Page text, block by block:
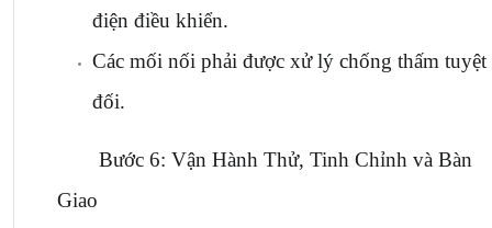
điện điều khiển.
Các mối nối phải được xử lý chống thấm tuyệt
đối.
Bước 6: Vận Hành Thử, Tinh Chỉnh và Bàn
Giao